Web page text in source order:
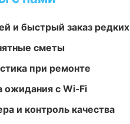
и быстрый заказ редких
сметы
при ремонте
ожидания с Wi‑Fi
и контроль качества